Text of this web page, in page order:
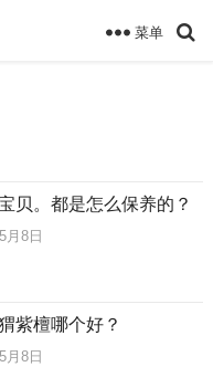
菜单
贝。都是怎么保养的？
月8日
紫檀哪个好？
月8日